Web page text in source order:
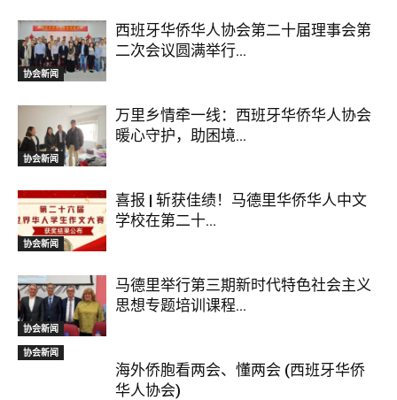
协会新闻
西班牙华侨华人协会第二十届理事会第
二次会议圆满举行...
协会新闻
万里乡情牵一线：西班牙华侨华人协会
暖心守护，助困境...
协会新闻
喜报 | 斩获佳绩！马德里华侨华人中文
学校在第二十...
协会新闻
马德里举行第三期新时代特色社会主义
思想专题培训课程...
协会新闻
海外侨胞看两会、懂两会 (西班牙华侨
华人协会)